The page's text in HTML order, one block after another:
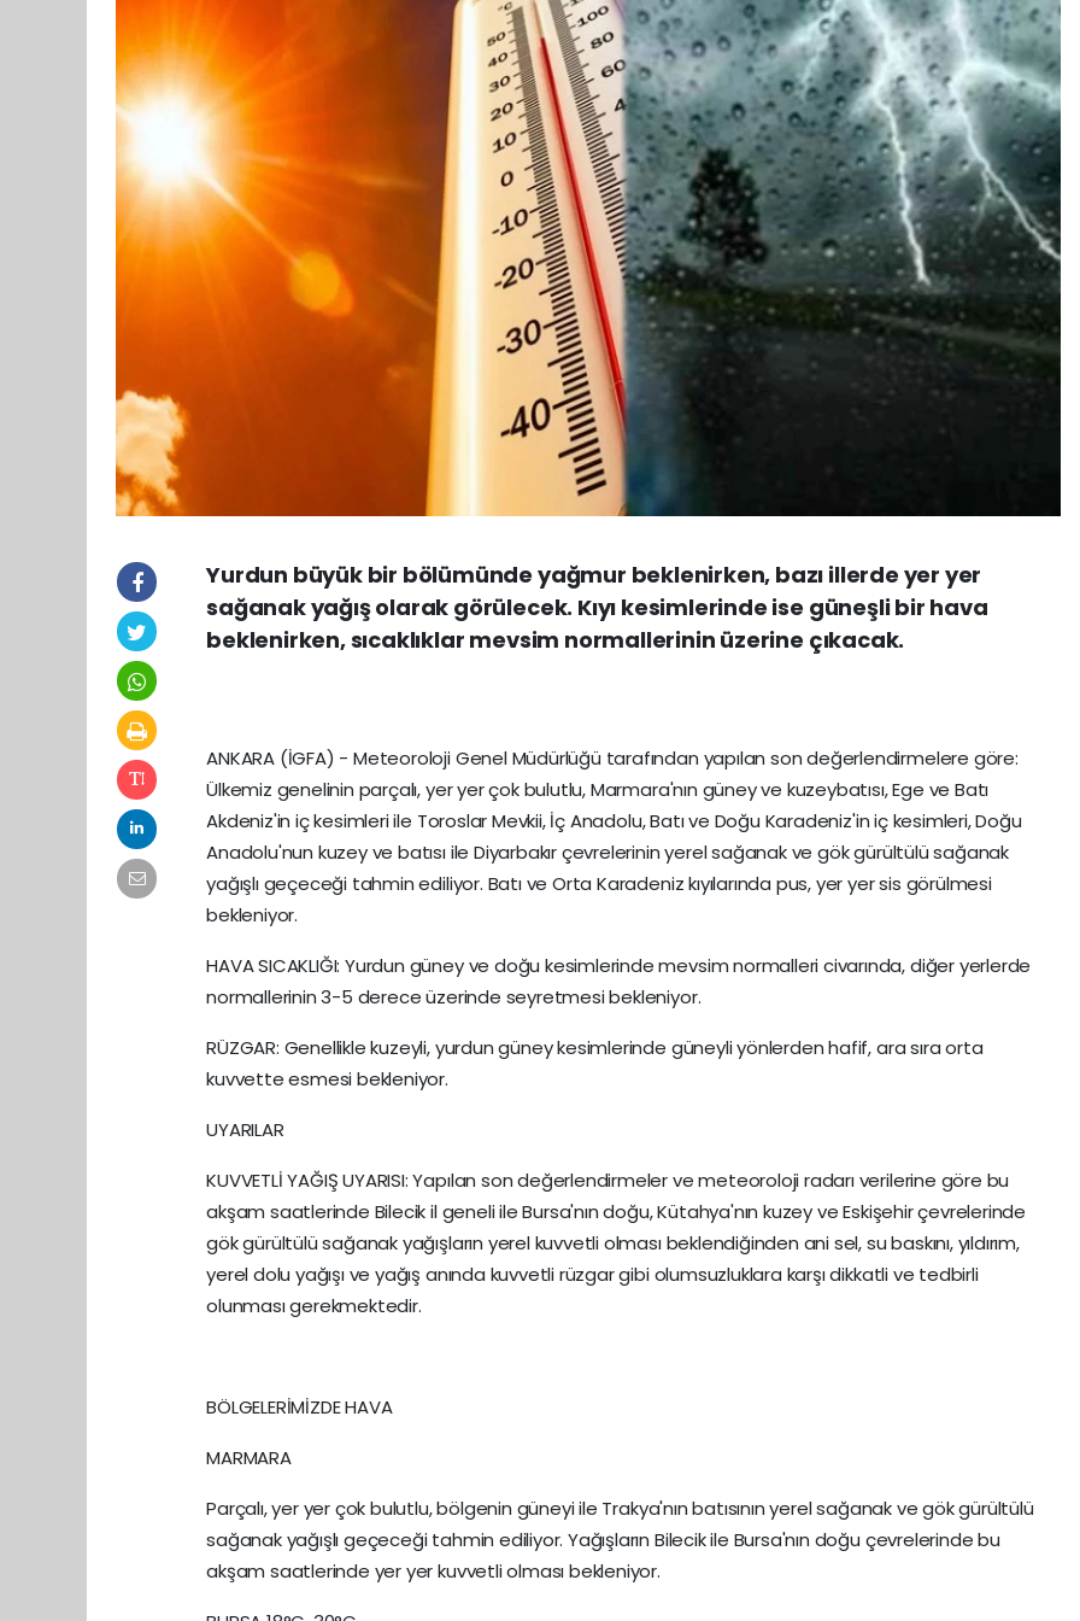
Yurdun büyük bir bölümünde yağmur beklenirken, bazı illerde yer yer
sağanak yağış olarak görülecek. Kıyı kesimlerinde ise güneşli bir hava
beklenirken, sıcaklıklar mevsim normallerinin üzerine çıkacak.
ANKARA (İGFA) - Meteoroloji Genel Müdürlüğü tarafından yapılan son değerlendirmelere göre:
Ülkemiz genelinin parçalı, yer yer çok bulutlu, Marmara'nın güney ve kuzeybatısı, Ege ve Batı
Akdeniz'in iç kesimleri ile Toroslar Mevkii, İç Anadolu, Batı ve Doğu Karadeniz'in iç kesimleri, Doğu
Anadolu'nun kuzey ve batısı ile Diyarbakır çevrelerinin yerel sağanak ve gök gürültülü sağanak
yağışlı geçeceği tahmin ediliyor. Batı ve Orta Karadeniz kıyılarında pus, yer yer sis görülmesi
bekleniyor.
HAVA SICAKLIĞI: Yurdun güney ve doğu kesimlerinde mevsim normalleri civarında, diğer yerlerde
normallerinin 3-5 derece üzerinde seyretmesi bekleniyor.
RÜZGAR: Genellikle kuzeyli, yurdun güney kesimlerinde güneyli yönlerden hafif, ara sıra orta
kuvvette esmesi bekleniyor.
UYARILAR
KUVVETLİ YAĞIŞ UYARISI: Yapılan son değerlendirmeler ve meteoroloji radarı verilerine göre bu
akşam saatlerinde Bilecik il geneli ile Bursa'nın doğu, Kütahya'nın kuzey ve Eskişehir çevrelerinde
gök gürültülü sağanak yağışların yerel kuvvetli olması beklendiğinden ani sel, su baskını, yıldırım,
yerel dolu yağışı ve yağış anında kuvvetli rüzgar gibi olumsuzluklara karşı dikkatli ve tedbirli
olunması gerekmektedir.
BÖLGELERİMİZDE HAVA
MARMARA
Parçalı, yer yer çok bulutlu, bölgenin güneyi ile Trakya'nın batısının yerel sağanak ve gök gürültülü
sağanak yağışlı geçeceği tahmin ediliyor. Yağışların Bilecik ile Bursa'nın doğu çevrelerinde bu
akşam saatlerinde yer yer kuvvetli olması bekleniyor.